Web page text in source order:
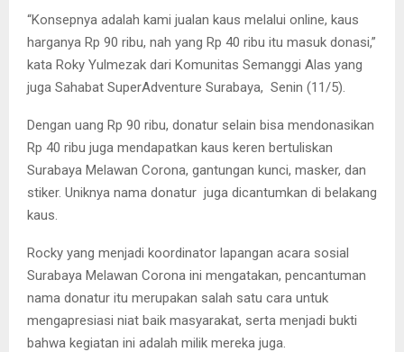
“Konsepnya adalah kami jualan kaus melalui online, kaus
harganya Rp 90 ribu, nah yang Rp 40 ribu itu masuk donasi,”
kata Roky Yulmezak dari Komunitas Semanggi Alas yang
juga Sahabat SuperAdventure Surabaya, Senin (11/5).
Dengan uang Rp 90 ribu, donatur selain bisa mendonasikan
Rp 40 ribu juga mendapatkan kaus keren bertuliskan
Surabaya Melawan Corona, gantungan kunci, masker, dan
stiker. Uniknya nama donatur juga dicantumkan di belakang
kaus.
Rocky yang menjadi koordinator lapangan acara sosial
Surabaya Melawan Corona ini mengatakan, pencantuman
nama donatur itu merupakan salah satu cara untuk
mengapresiasi niat baik masyarakat, serta menjadi bukti
bahwa kegiatan ini adalah milik mereka juga.